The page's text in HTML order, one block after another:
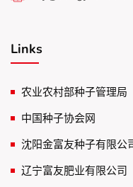
Links
农业农村部种子管理局
中国种子协会网
沈阳金富友种子有限公
辽宁富友肥业有限公司